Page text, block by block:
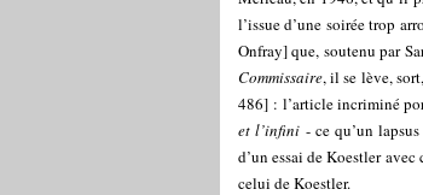
l’issue d’une soirée trop
Onfray] que, soutenu par
Commissaire, il se lève,
486] : l’article incriminé
et l’infini - ce qu’un
d’un essai de Koestler
celui de Koestler.